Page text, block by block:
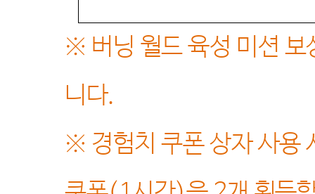
※ 버닝 월드 육성 미션 보
니다.
※ 경험치 쿠폰 상자 사용